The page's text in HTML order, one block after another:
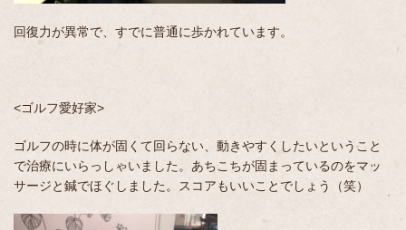
回復力が異常で、すでに普通に歩かれています。
<ゴルフ愛好家>
ゴルフの時に体が固くて回らない、動きやすくしたいということ
で治療にいらっしゃいました。あちこちが固まっているのをマッ
サージと鍼でほぐしました。スコアもいいことでしょう（笑）